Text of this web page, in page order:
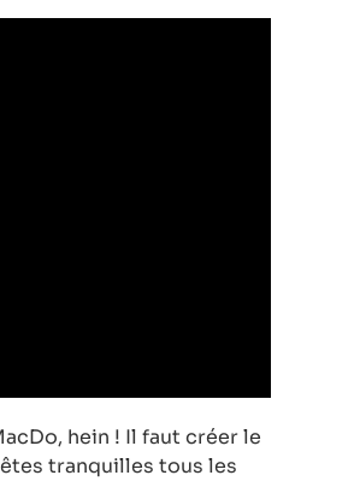
hein ! Il faut créer le
êtes tranquilles tous les